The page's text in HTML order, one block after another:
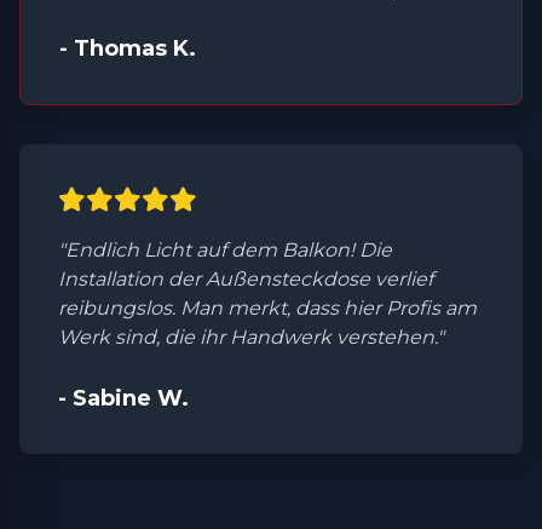
- Thomas K.
"Endlich Licht auf dem Balkon! Die
Installation der Außensteckdose verlief
reibungslos. Man merkt, dass hier Profis am
Werk sind, die ihr Handwerk verstehen."
- Sabine W.